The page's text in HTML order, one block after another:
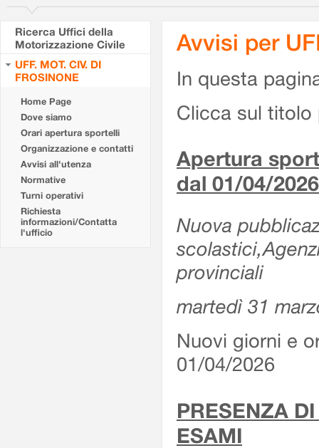
Ricerca Uffici della
Motorizzazione Civile
UFF. MOT. CIV. DI
FROSINONE
Home Page
Dove siamo
Orari apertura sportelli
Organizzazione e contatti
Avvisi all'utenza
Normative
Turni operativi
Richiesta
informazioni/Contatta
l'ufficio
Avvisi per
In questa
Clicca sul titolo
Apertura
dal 01/04/2026
Nuova
provinciali
martedì 31
Nuovi giorni e
01/04/2026
PRESENZA
ESAMI